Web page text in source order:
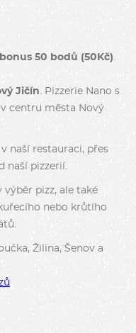
bonus 50 bodů (50Kč)
Jičín . Pizzerie Nano s
centru města Nový
naší restauraci, přes
naší pizzerií.
výběr pizz, ale také
nebo krůtího
Žilina, Šenov a